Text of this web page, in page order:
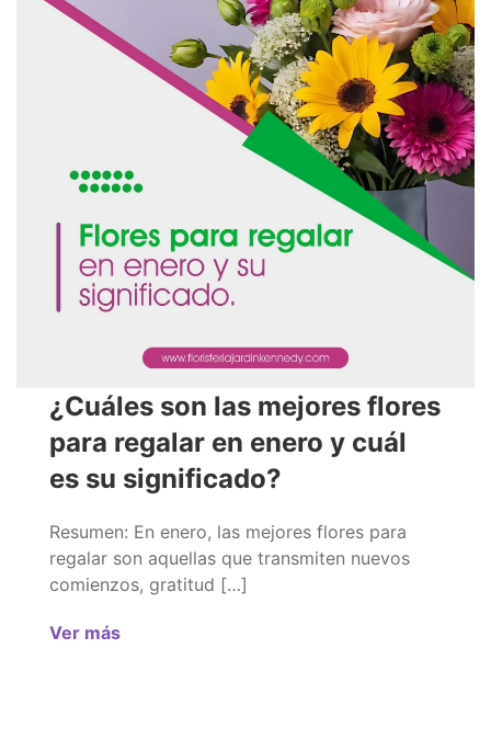
¿Cuáles son las mejores flores
para regalar en enero y cuál
es su significado?
Resumen: En enero, las mejores flores para
regalar son aquellas que transmiten nuevos
comienzos, gratitud […]
Ver más